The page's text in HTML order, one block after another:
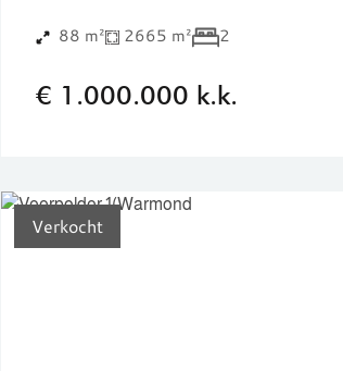
€ 1.000.000 k.k.
88 m² 2665 m² 2
Verkocht